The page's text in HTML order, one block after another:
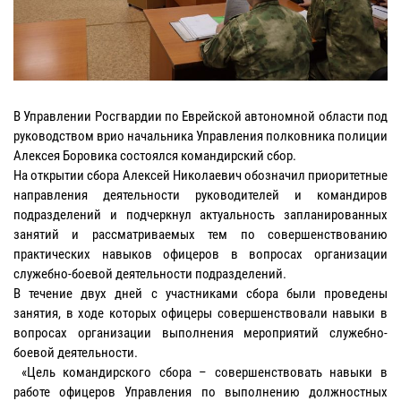
В Управлении Росгвардии по Еврейской автономной области под
руководством врио начальника Управления полковника полиции
Алексея Боровика состоялся командирский сбор.
На открытии сбора Алексей Николаевич обозначил приоритетные
направления деятельности руководителей и командиров
подразделений и подчеркнул актуальность запланированных
занятий и рассматриваемых тем по совершенствованию
практических навыков офицеров в вопросах организации
служебно-боевой деятельности подразделений.
В течение двух дней с участниками сбора были проведены
занятия, в ходе которых офицеры совершенствовали навыки в
вопросах организации выполнения мероприятий служебно-
боевой деятельности.
«Цель командирского сбора – совершенствовать навыки в
работе офицеров Управления по выполнению должностных